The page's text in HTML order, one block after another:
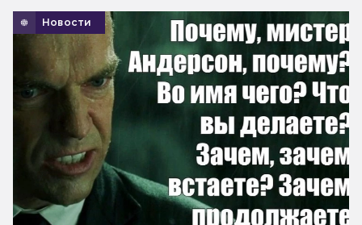
Новости